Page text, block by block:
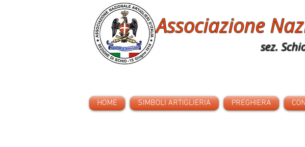
Associazione
sez.
HOME SIMBOLI ARTIGLIERIA PREGHIERA